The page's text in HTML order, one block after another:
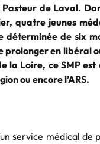
Pasteur de Laval.
quatre jeunes
déterminée de six
en libéral
la Loire, ce SMP
ou encore l’ARS.
service médical de